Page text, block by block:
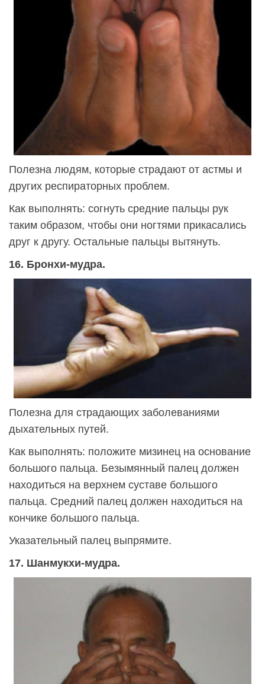
Полезна людям, которые страдают от астмы и
других респираторных проблем.
Как выполнять: согнуть средние пальцы рук
таким образом, чтобы они ногтями прикасались
друг к другу. Остальные пальцы вытянуть.
16. Бронхи-мудра.
Полезна для страдающих заболеваниями
дыхательных путей.
Как выполнять: положите мизинец на основание
большого пальца. Безымянный палец должен
находиться на верхнем суставе большого
пальца. Средний палец должен находиться на
кончике большого пальца.
Указательный палец выпрямите.
17. Шанмукхи-мудра.